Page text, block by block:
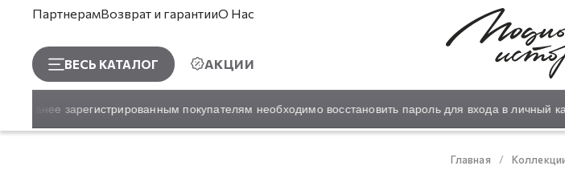
ПартнерамВозврат и гарантииО Нас
ВЕСЬ КАТАЛОГ АКЦИИ
зарегистрированным покупателям необходимо восстановить пароль для входа в личный
Главная